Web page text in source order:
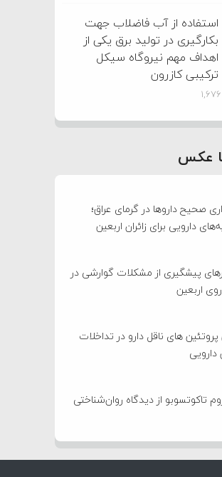
استفاده از آب فاضلاب جهت
بکارگیری در تولید برق یکی از
اهداف مهم نیروگاه سیکل
ترکیبی کازرون
1,676
عکس
صحیح داروها در گرمای عراق؛
دارویی برای زائران اربعین
پیشگیری از مشکلات گوارشی در
اربعین
های ناقل دارو در تداخلات
دارویی
تاکوتسوبو از دیدگاه روان‌شناختی